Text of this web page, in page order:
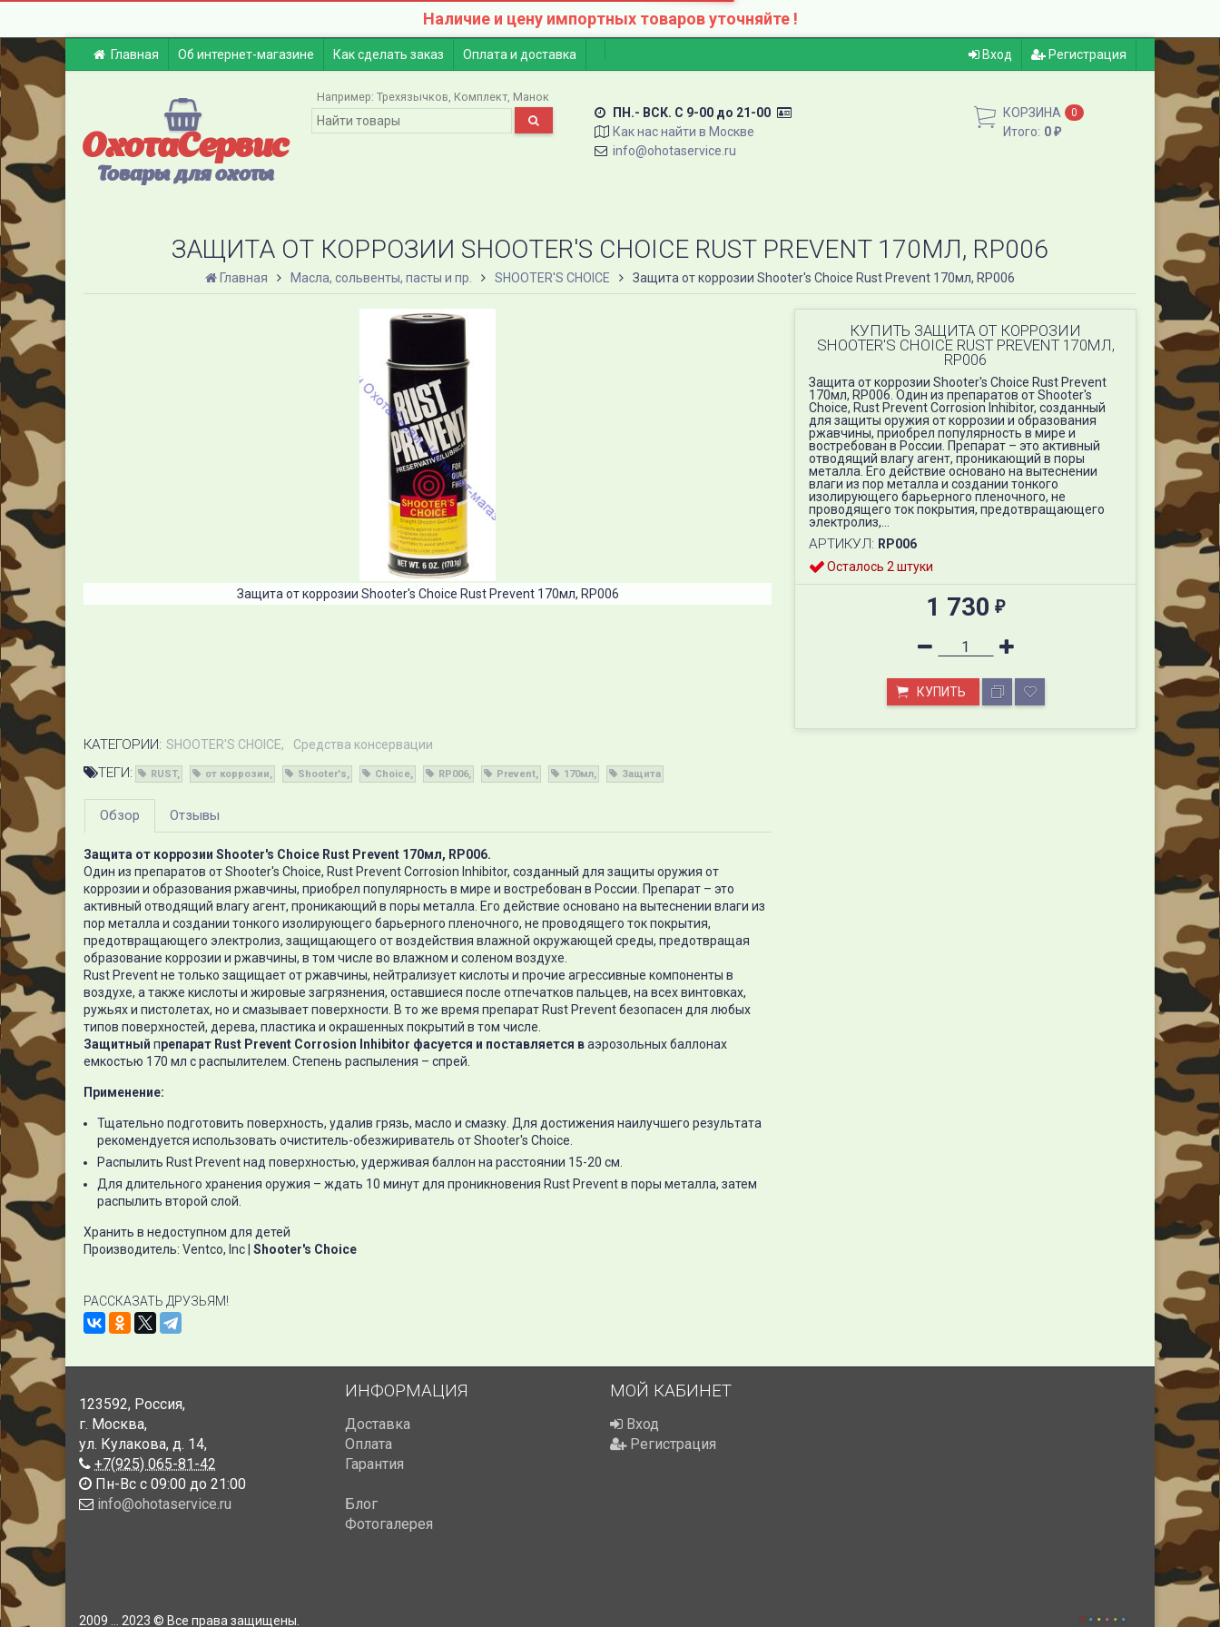
Наличие и цену импортных товаров уточняйте !
Главная Об интернет-магазине Как сделать заказ Оплата и доставка Вход Регистрация
ОхотаСервис
Товары для охоты
Например: Трехязычков Комплект Манок
ПН.- ВСК. C 9-00 до 21-00
Как нас найти в Москве
info@ohotaservice.ru
КОРЗИНА 0
Итого: 0 ₽
ЗАЩИТА ОТ КОРРОЗИИ SHOOTER'S CHOICE RUST PREVENT 170МЛ, RP006
Главная Масла, сольвенты, пасты и пр. SHOOTER'S CHOICE Защита от коррозии Shooter's Choice Rust Prevent 170мл, RP006
Защита от коррозии Shooter's Choice Rust Prevent 170мл, RP006
КУПИТЬ ЗАЩИТА ОТ КОРРОЗИИ
SHOOTER'S CHOICE RUST PREVENT 170МЛ,
RP006
Защита от коррозии Shooter's Choice Rust Prevent
170мл, RP006. Один из препаратов от Shooter's
Choice, Rust Prevent Corrosion Inhibitor, созданный
для защиты оружия от коррозии и образования
ржавчины, приобрел популярность в мире и
востребован в России. Препарат – это активный
отводящий влагу агент, проникающий в поры
металла. Его действие основано на вытеснении
влаги из пор металла и создании тонкого
изолирующего барьерного пленочного, не
проводящего ток покрытия, предотвращающего
электролиз,...
АРТИКУЛ: RP006
Осталось 2 штуки
1 730 ₽
КУПИТЬ
КАТЕГОРИИ: SHOOTER'S CHOICE Средства консервации
ТЕГИ: RUST от коррозии Shooter's Choice RP006 Prevent 170мл Защита
Обзор Отзывы
Защита от коррозии Shooter's Choice Rust Prevent 170мл, RP006.
Один из препаратов от Shooter's Choice, Rust Prevent Corrosion Inhibitor, созданный для защиты оружия от
коррозии и образования ржавчины, приобрел популярность в мире и востребован в России. Препарат – это
активный отводящий влагу агент, проникающий в поры металла. Его действие основано на вытеснении влаги из
пор металла и создании тонкого изолирующего барьерного пленочного, не проводящего ток покрытия,
предотвращающего электролиз, защищающего от воздействия влажной окружающей среды, предотвращая
образование коррозии и ржавчины, в том числе во влажном и соленом воздухе.
Rust Prevent не только защищает от ржавчины, нейтрализует кислоты и прочие агрессивные компоненты в
воздухе, а также кислоты и жировые загрязнения, оставшиеся после отпечатков пальцев, на всех винтовках,
ружьях и пистолетах, но и смазывает поверхности. В то же время препарат Rust Prevent безопасен для любых
типов поверхностей, дерева, пластика и окрашенных покрытий в том числе.
Защитный препарат Rust Prevent Corrosion Inhibitor фасуется и поставляется ваэрозольных баллонах
емкостью 170 мл с распылителем. Степень распыления – спрей.
Применение:
Тщательно подготовить поверхность, удалив грязь, масло и смазку. Для достижения наилучшего результата
рекомендуется использовать очиститель-обезжириватель от Shooter's Choice.
Распылить Rust Prevent над поверхностью, удерживая баллон на расстоянии 15-20 см.
Для длительного хранения оружия – ждать 10 минут для проникновения Rust Prevent в поры металла, затем
распылить второй слой.
Хранить в недоступном для детей
Производитель: Ventco, Inc | Shooter's Choice
РАССКАЗАТЬ ДРУЗЬЯМ!
123592, Россия,
г. Москва,
ул. Кулакова, д. 14,
+7(925) 065-81-42
Пн-Вс с 09:00 до 21:00
info@ohotaservice.ru
ИНФОРМАЦИЯ
Доставка
Оплата
Гарантия
Блог
Фотогалерея
МОЙ КАБИНЕТ
Вход
Регистрация
2009 ... 2023 © Все права защищены.